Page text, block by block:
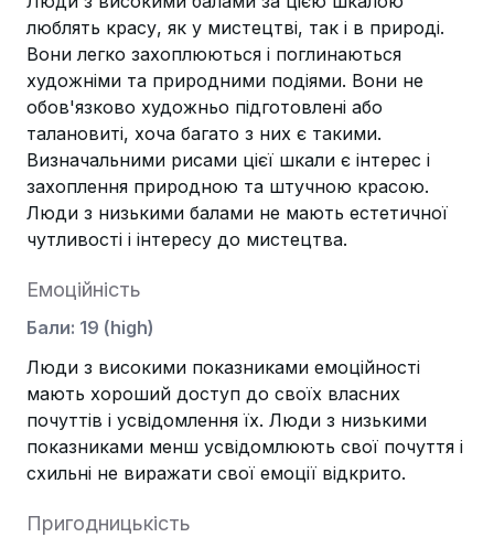
люблять красу, як у мистецтві, так і в природі.
Вони легко захоплюються і поглинаються
художніми та природними подіями. Вони не
обов'язково художньо підготовлені або
талановиті, хоча багато з них є такими.
Визначальними рисами цієї шкали є інтерес і
захоплення природною та штучною красою.
Люди з низькими балами не мають естетичної
чутливості і інтересу до мистецтва.
Емоційність
Бали: 19 (high)
Люди з високими показниками емоційності
мають хороший доступ до своїх власних
почуттів і усвідомлення їх. Люди з низькими
показниками менш усвідомлюють свої почуття і
схильні не виражати свої емоції відкрито.
Пригодницькість